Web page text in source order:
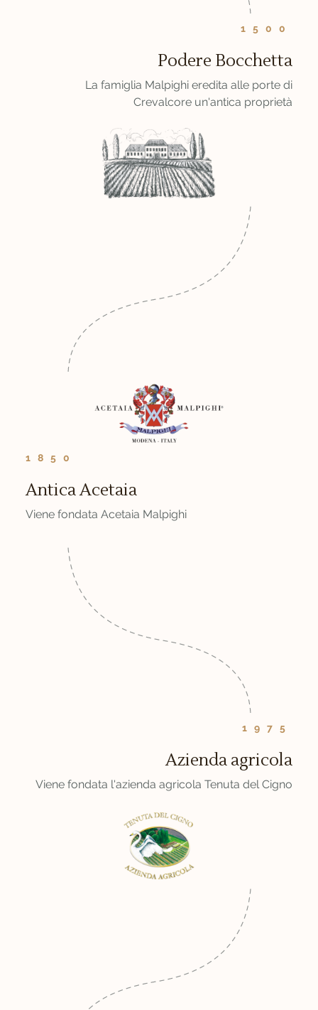
1500
Podere Bocchetta
La famiglia Malpighi eredita alle porte di
Crevalcore un'antica proprietà
1850
Antica Acetaia
Viene fondata Acetaia Malpighi
1975
Azienda agricola
Viene fondata l'azienda agricola Tenuta del Cigno